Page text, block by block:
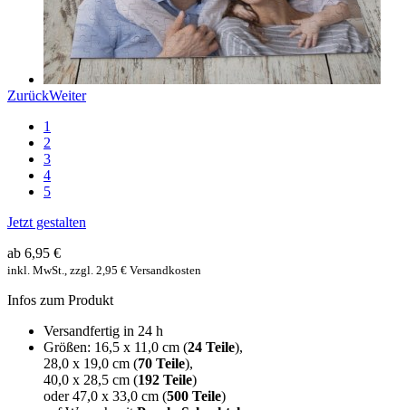
ZurückWeiter
1
2
3
4
5
Jetzt gestalten
ab 6,95 €
inkl. MwSt., zzgl. 2,95 € Versandkosten
Infos zum Produkt
Versandfertig in 24 h
Größen: 16,5 x 11,0 cm (24 Teile),
28,0 x 19,0 cm (70 Teile),
40,0 x 28,5 cm (192 Teile)
oder 47,0 x 33,0 cm (500 Teile)